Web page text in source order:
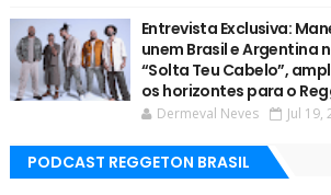
Entrevista Exclusiva:
unem Brasil e Argentina
“Solta Teu Cabelo”,
os horizontes para o
Dermeval Neves Jul 19,
PODCAST REGGETON BRASIL